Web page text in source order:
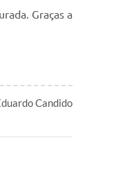
Graças a
Candido